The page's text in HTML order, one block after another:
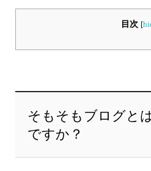
目次 [
そもそもブログと
ですか？